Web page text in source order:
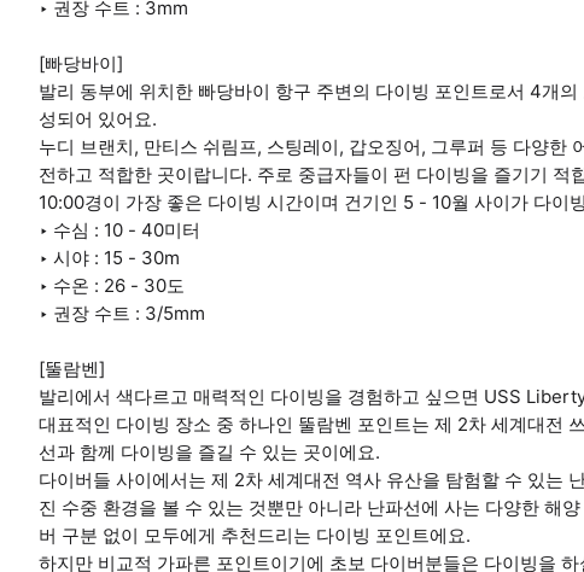
‣ 권장 수트 : 3mm
[빠당바이]
발리 동부에 위치한 빠당바이 항구 주변의 다이빙 포인트로서 4개
성되어 있어요.
누디 브랜치, 만티스 쉬림프, 스팅레이, 갑오징어, 그루퍼 등 다양한
전하고 적합한 곳이랍니다. 주로 중급자들이 펀 다이빙을 즐기기 적
10:00경이 가장 좋은 다이빙 시간이며 건기인 5 - 10월 사이가 다이
‣ 수심 : 10 - 40미터
‣ 시야 : 15 - 30m
‣ 수온 : 26 - 30도
‣ 권장 수트 : 3/5mm
[뚤람벤]
발리에서 색다르고 매력적인 다이빙을 경험하고 싶으면 USS
대표적인 다이빙 장소 중 하나인 뚤람벤 포인트는 제 2차 세계대전
선과 함께 다이빙을 즐길 수 있는 곳이에요.
다이버들 사이에서는 제 2차 세계대전 역사 유산을 탐험할 수 있는
진 수중 환경을 볼 수 있는 것뿐만 아니라 난파선에 사는 다양한 해
버 구분 없이 모두에게 추천드리는 다이빙 포인트에요.
하지만 비교적 가파른 포인트이기에 초보 다이버분들은 다이빙을